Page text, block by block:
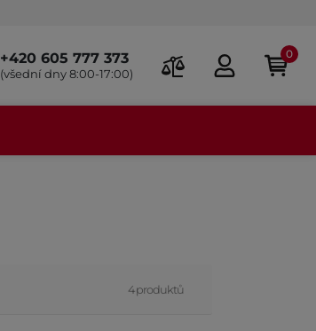
+420 605 777 373
(všední dny 8:00-17:00)
0
4 produktů